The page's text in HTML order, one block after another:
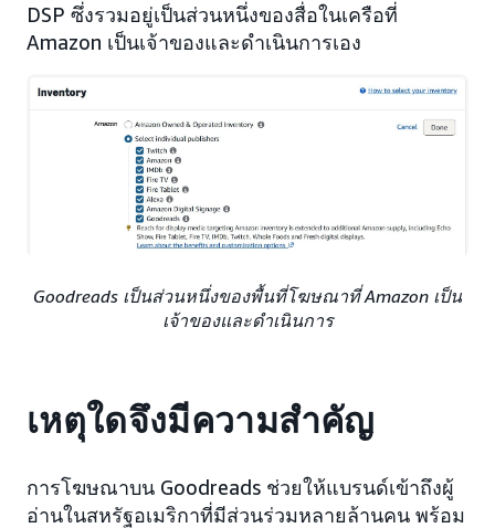
DSP ซึ่งรวมอยู่เป็นส่วนหนึ่งของสื่อในเครือที่
Amazon เป็นเจ้าของและดำเนินการเอง
Goodreads เป็นส่วนหนึ่งของพื้นที่โฆษณาที่ Amazon เป็น
เจ้าของและดำเนินการ
เหตุใดจึงมีความสำคัญ
การโฆษณาบน Goodreads ช่วยให้แบรนด์เข้าถึงผู้
อ่านในสหรัฐอเมริกาที่มีส่วนร่วมหลายล้านคน พร้อม